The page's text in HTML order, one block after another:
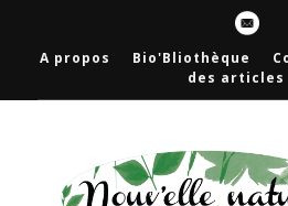
A propos Bio'Bliothèque
des articles